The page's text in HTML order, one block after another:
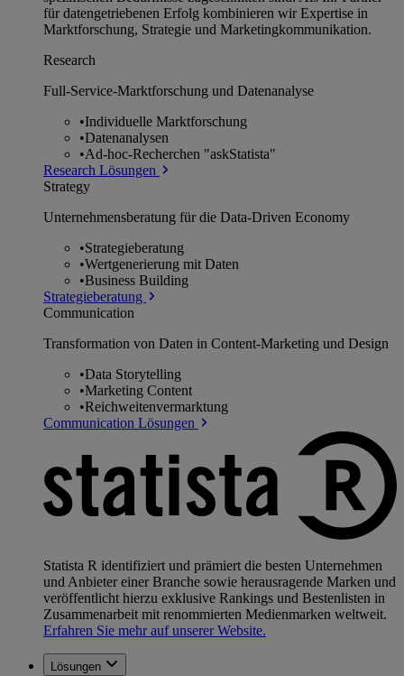
für datengetriebenen Erfolg kombinieren wir Expertise in
Marktforschung, Strategie und Marketingkommunikation.
Research
Full-Service-Marktforschung und Datenanalyse
•Individuelle Marktforschung
•Datenanalysen
•Ad-hoc-Recherchen "askStatista"
Research Lösungen
Strategy
Unternehmens­beratung für die Data-Driven Economy
•Strategieberatung
•Wertgenerierung mit Daten
•Business Building
Strategieberatung
Communication
Transformation von Daten in Content-Marketing und Design
•Data Storytelling
•Marketing Content
•Reichweitenvermarktung
Communication Lösungen
Statista R identifiziert und prämiert die besten Unternehmen
und Anbieter einer Branche sowie herausragende Marken und
veröffentlicht hierzu exklusive Rankings und Bestenlisten in
Zusammenarbeit mit renommierten Medienmarken weltweit.
Erfahren Sie mehr auf unserer Website.
Lösungen